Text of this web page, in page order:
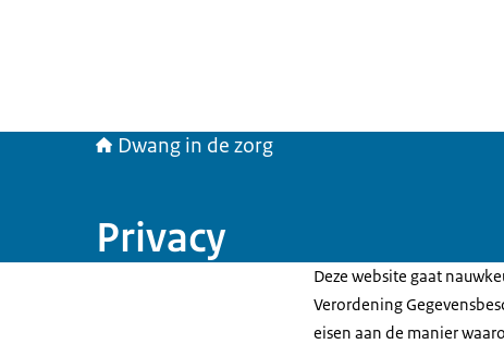
Dwang in de zorg
Privacy
Deze website gaat
Verordening
eisen aan de manier